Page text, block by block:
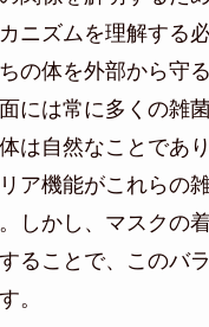
ニズムを理解する
の体を外部から守
には常に多くの雑
は自然なことであ
ア機能がこれらの
しかし、マスクの
ることで、このバ
。